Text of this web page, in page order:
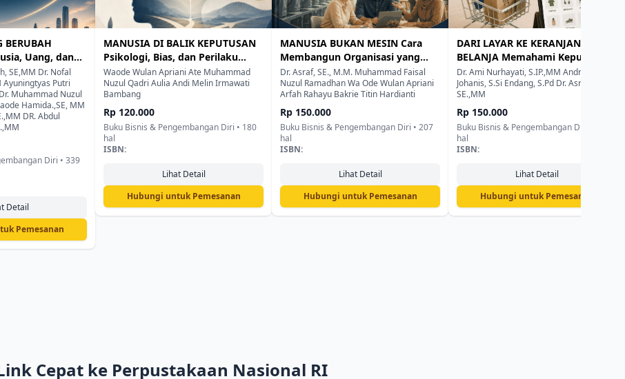
BERUBAH
Uang, dan
SE,MM Dr. Nofal
Ayuningtyas Putri
Muhammad Nuzul
Hamida.,SE, MM
DR. Abdul
Diri • 339
Detail
Pemesanan
MANUSIA DI BALIK KEPUTUSAN
Psikologi, Bias, dan Perilaku
dalam Pengambilan Keputusan
Organisasi
Waode Wulan Apriani Ate Muhammad
Nuzul Qadri Aulia Andi Melin Irmawati
Bambang
Rp 120.000
Buku Bisnis & Pengembangan Diri • 180
hal
ISBN:
Lihat Detail
Hubungi untuk Pemesanan
MANUSIA BUKAN MESIN Cara
Membangun Organisasi yang
Adil, Sehat, dan Layak Dipercaya
Dr. Asraf, SE., M.M. Muhammad Faisal
Nuzul Ramadhan Wa Ode Wulan Apriani
Arfah Rahayu Bakrie Titin Hardianti
Rp 150.000
Buku Bisnis & Pengembangan Diri • 207
hal
ISBN:
Lihat Detail
Hubungi untuk Pemesanan
DARI LAYAR KE KERANJANG
BELANJA Memahami Keputusan
Pembelian Konsumen di Era
Digital
Dr. Ami Nurhayati, S.IP.,MM Andriani
Johanis, S.Si Endang, S.Pd Dr. Asraf Yunus,
SE.,MM
Rp 150.000
Buku Bisnis & Pengembangan Diri • 217
hal
ISBN:
Lihat Detail
Hubungi untuk Pemesanan
Cepat ke Perpustakaan Nasional RI